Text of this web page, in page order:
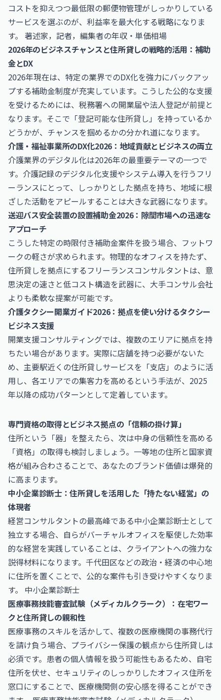
コストを抑えつつ最低限の郵便物管理がしっかりしている
サービスを選ぶのが、利益率を最大化する戦略になりま
す。 著述家，記者，編集者の年収・単価相場
2026年のビジネスチャンスと住所貸しの戦略的活用：補助
金とDX
2026年現在は、特定の業界でのDX化を強力にバックアッ
プする補助金制度が充実しています。こうした公的な支援
を受けるためには、税務署への開業届や法人登記が前提と
なります。そこで「登記可能な住所貸し」を持っているか
どうかが、チャンスを掴めるかの分かれ道になります。
介護・福祉事業所のDX化2026：地域貢献とビジネスの両立
介護業界のデジタル化は2026年の最重要テーマの一つで
す。介護記録のデジタル化支援やシステム導入を行うフリ
ーランスにとって、しっかりとした拠点を持ち、地域に根
ざした活動をアピールすることは大きな武器になります。
送迎バス安全装置の設置補助金2026：隙間市場への迅速な
アプローチ
こうした特定の時限付き補助金案件を扱う場合、フットワ
ークの軽さが求められます。物理的なオフィスを持たず、
住所貸しを拠点にするフリーランスコンサルタントは、意
思決定の速さと低コスト構造を武器に、大手コンサル会社
よりも柔軟な提案が可能です。
介護タクシー開業ガイド2026：拠点を使い分けるタクシー
ビジネス支援
開業支援コンサルティングでは、複数のエリアに拠点を持
ちたい場合があります。実際に店舗を持つ必要がないた
め、主要駅近くの住所貸しサービスを「支店」のように活
用し、各エリアでの集客力を高めるという手法が、2025
年以降の成功パターンとして定着しています。
専門資格の取得とビジネス拠点の「信頼の掛け算」
住所という「器」を整えたら、次は中身の信頼性を高める
「資格」の取得も検討しましょう。一等地の住所と国家資
格が組み合わさることで、あなたのブランド価値は爆発的
に高まります。
中小企業診断士：住所貸しを活用した「持たない経営」の
体現者
経営コンサルタントの最高峰である中小企業診断士として
独立する場合、自らがバーチャルオフィスを駆使した効率
的な経営を実践していることは、クライアントへの強力な
説得材料になります。千代田区などの政治・経済の中心地
に住所を置くことで、公的な案件も引き受けやすくなりま
す。 中小企業診断士
医療事務技能審査試験（メディカルクラーク）：在宅ワー
クと住所貸しの親和性
医療事務のスキルを活かして、複数の医療機関の事務代行
を請け負う場合、プライバシー保護の観点から住所貸しは
必須です。患者の個人情報を扱う可能性もあるため、自宅
住所を伏せ、セキュリティのしっかりしたオフィス住所を
窓口にすることで、医療機関側の安心感を得ることができ